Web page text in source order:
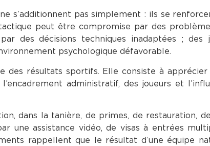
s’additionnent pas simplement : ils se
peut être compromise par des
des décisions techniques inadaptées ; des
psychologique défavorable.
des résultats sportifs. Elle consiste à
administratif, des joueurs et
dans la tanière, de primes, de restauration,
une assistance vidéo, de visas à entrées
rappellent que le résultat d’une équipe